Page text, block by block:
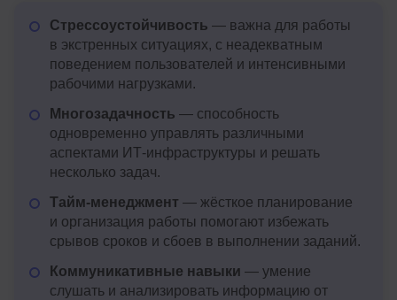
Стрессоустойчивость — важна для работы
в экстренных ситуациях, с неадекватным
поведением пользователей и интенсивными
рабочими нагрузками.
Многозадачность — способность
одновременно управлять различными
аспектами ИТ-инфраструктуры и решать
несколько задач.
Тайм-менеджмент — жёсткое планирование
и организация работы помогают избежать
срывов сроков и сбоев в выполнении заданий.
Коммуникативные навыки — умение
слушать и анализировать информацию от